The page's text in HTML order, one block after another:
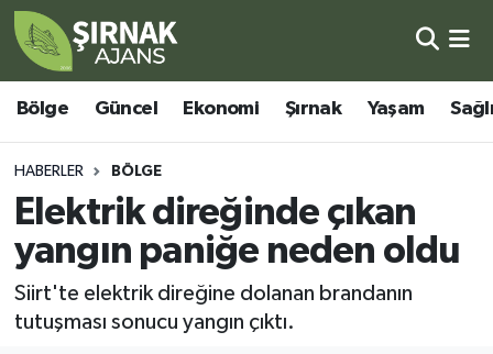
Bölge Güncel Ekonomi Şırnak Yaşam
HABERLER BÖLGE
Elektrik direğinde çıkan
yangın paniğe neden oldu
Siirt'te elektrik direğine dolanan brandanın
tutuşması sonucu yangın çıktı.
Bölge
Güncel
Ekonomi
Şırnak
Şırnak Nöbetçi Eczaneler
Şırnak Hava Durumu
Şirnak Namaz Vakitleri
Şırnak Trafik Yoğunluk Haritası
Süper Lig Puan Durumu ve Fikstür